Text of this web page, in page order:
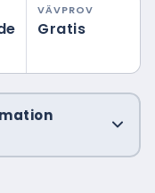
VÄVPROV
Gratis